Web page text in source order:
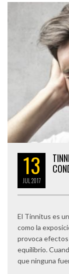
13
JUL 2017
El Tinnitus es
como la
provoca efectos
equilibrio.
que ninguna